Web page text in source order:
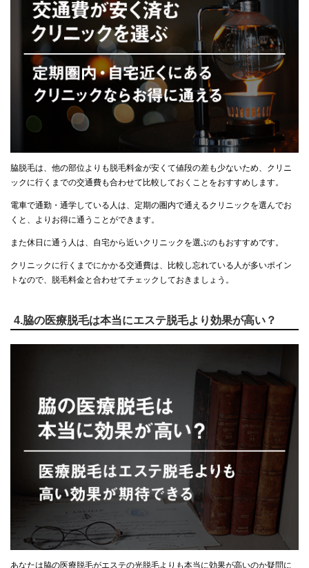
脇脱毛は、他の部位よりも脱毛料金が安くて値段の差も少ないため、クリニ
ックに行くまでの交通費も合わせて比較しておくことをおすすめします。
電車で通勤・通学している人は、定期の圏内で通えるクリニックを選んでお
くと、よりお得に通うことができます。
また休日に通う人は、自宅から近いクリニックを選ぶのもおすすめです。
クリニックに行くまでにかかる交通費は、比較し忘れている人が多いポイン
トなので、脱毛料金と合わせてチェックしておきましょう。
4.脇の医療脱毛は本当にエステ脱毛より効果が高い？
あなたは脇の医療脱毛がエステの光脱毛よりも本当に効果が高いのか疑問に